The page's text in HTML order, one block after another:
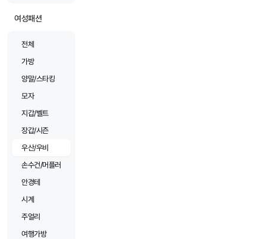
여성패션
전체
가방
양말/스타킹
모자
지갑/벨트
장갑/시즌
우산/우비
손수건/머플러
안경테
시계
주얼리
여행가방